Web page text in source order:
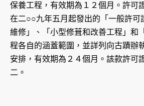
保養工程，有效期為１２個月。許可
在二○○九年五月起發出的「一般許可
維修」、「小型修葺和改善工程」和
程各自的涵蓋範圍，並詳列向古蹟辦
安排，有效期為２４個月。該款許可
二。